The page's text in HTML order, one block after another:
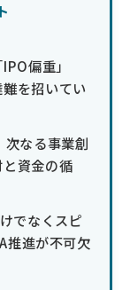
偏重」
を招いてい
次なる事業創
資金の循
でなくスピ
推進が不可欠